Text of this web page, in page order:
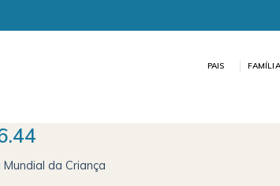
PAIS
da Criança